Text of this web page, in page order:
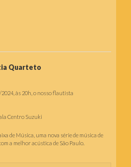
Quarteto
às 20h, o nosso flautista
Centro Suzuki
de Música, uma nova série de música de
a melhor acústica de São Paulo.